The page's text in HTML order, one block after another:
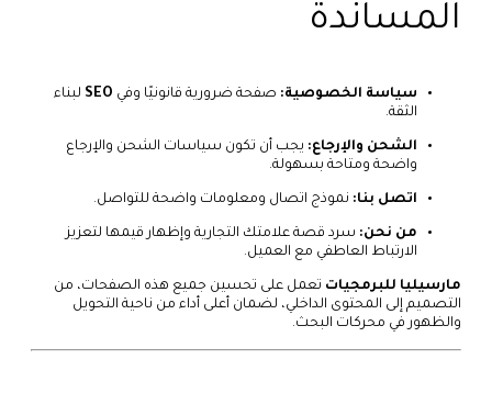
المساندة
سياسة الخصوصية: صفحة ضرورية قانونيًا وفي SEO لبناء
الثقة.
الشحن والإرجاع: يجب أن تكون سياسات الشحن والإرجاع
واضحة ومتاحة بسهولة.
اتصل بنا: نموذج اتصال ومعلومات واضحة للتواصل.
من نحن: سرد قصة علامتك التجارية وإظهار قيمها لتعزيز
الارتباط العاطفي مع العميل.
مارسيليا للبرمجيات تعمل على تحسين جميع هذه الصفحات، من
التصميم إلى المحتوى الداخلي، لضمان أعلى أداء من ناحية التحويل
والظهور في محركات البحث.